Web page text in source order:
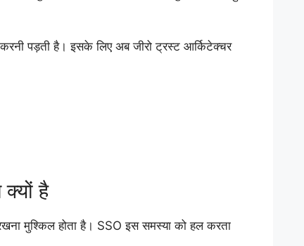
पड़ती है। इसके लिए अब जीरो ट्रस्ट आर्किटेक्चर
है
मुश्किल होता है। SSO इस समस्या को हल करता